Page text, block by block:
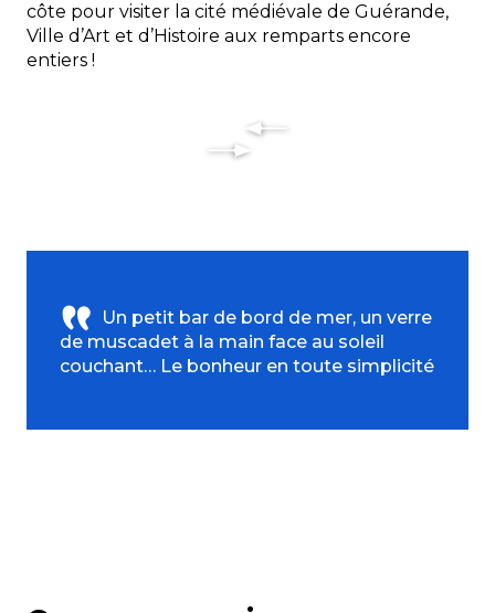
côte pour visiter la cité médiévale de Guérande,
Ville d’Art et d’Histoire aux remparts encore
entiers !
Un petit bar de bord de mer, un verre
de muscadet à la main face au soleil
couchant… Le bonheur en toute simplicité